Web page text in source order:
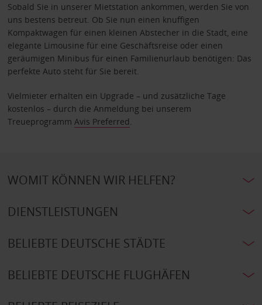
Sobald Sie in unserer Mietstation ankommen, werden Sie von
uns bestens betreut. Ob Sie nun einen knuffigen
Kompaktwagen für einen kleinen Abstecher in die Stadt, eine
elegante Limousine für eine Geschäftsreise oder einen
geräumigen Minibus für einen Familienurlaub benötigen: Das
perfekte Auto steht für Sie bereit.
Vielmieter erhalten ein Upgrade – und zusätzliche Tage
kostenlos – durch die Anmeldung bei unserem
Treueprogramm Avis Preferred
WOMIT KÖNNEN WIR HELFEN?
DIENSTLEISTUNGEN
BELIEBTE DEUTSCHE STÄDTE
BELIEBTE DEUTSCHE FLUGHÄFEN